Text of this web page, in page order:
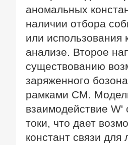
аномальных
наличии отбора
или использования
анализе. Второе
существованию
заряженного
рамками СМ.
взаимодействие W'
токи, что дает
констант связи